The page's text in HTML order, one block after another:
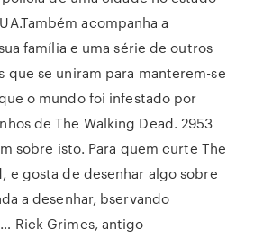
acompanha a
família e uma série de outros
que se uniram para manterem-se
o mundo foi infestado por
de The Walking Dead. 2953
sobre isto. Para quem curte The
e gosta de desenhar algo sobre
a desenhar, bservando
Rick Grimes, antigo